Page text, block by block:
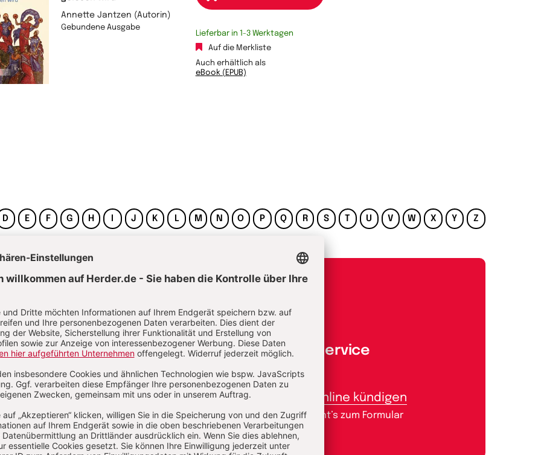
Annette Jantzen (Autorin)
Gebundene Ausgabe
Lieferbar in 1-3 Werktagen
Auf die Merkliste
Auch erhältlich als
eBook (EPUB)
D E F G H J K L M N O P Q R S T U V W X Y Z
E-Mail und
Onlineservice
kundenservice@herder.de
Wir freuen uns über Ihre Nachricht.
Aboservice
Abo online kündigen
Hier geht’s zum Formular